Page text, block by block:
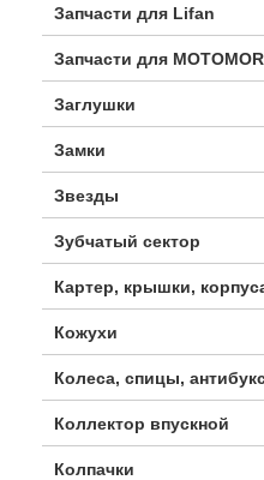
Запчасти для Lifan
Запчасти для
Заглушки
Замки
Звезды
Зубчатый сектор
Картер, крышки,
Кожухи
Колеса, спицы,
Коллектор впускной
Колпачки